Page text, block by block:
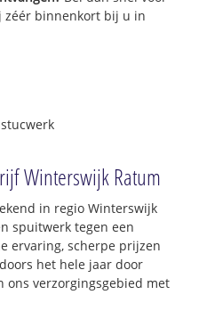
zéér binnenkort bij u in
Winterswijk Ratum
in regio Winterswijk
spuitwerk tegen een
ervaring, scherpe prijzen
het hele jaar door
ons verzorgingsgebied met